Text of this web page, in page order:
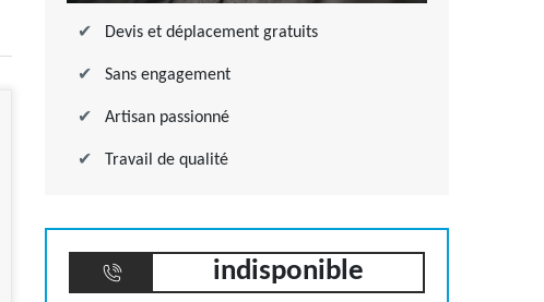
Devis et déplacement gratuits
Sans engagement
Artisan passionné
Travail de qualité
indisponible